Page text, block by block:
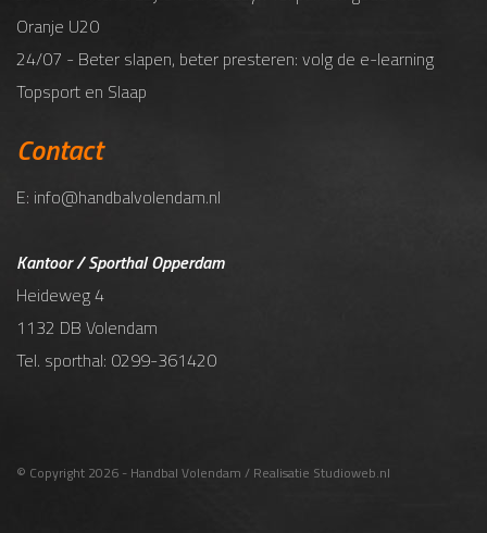
Oranje U20
24/07 - Beter slapen, beter presteren: volg de e-learning
Topsport en Slaap
Contact
E: info@handbalvolendam.nl
Kantoor / Sporthal Opperdam
Heideweg 4
1132 DB Volendam
Tel. sporthal: 0299-361420
© Copyright 2026 - Handbal Volendam / Realisatie Studioweb.nl